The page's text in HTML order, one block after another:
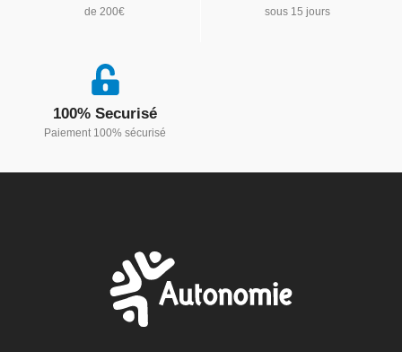
de 200€
sous 15 jours
100% Securisé
Paiement 100% sécurisé